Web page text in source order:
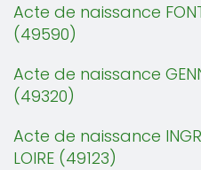
Acte de naissance
(49590)
Acte de naissance
(49320)
Acte de naissance
LOIRE (49123)